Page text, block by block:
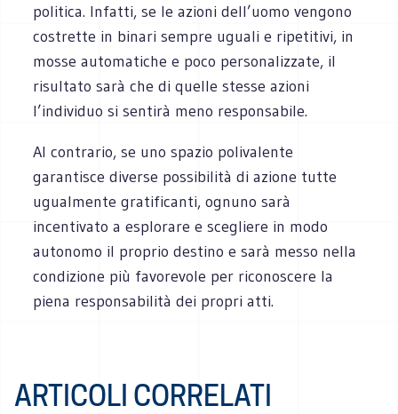
politica. Infatti, se le azioni dell’uomo vengono
costrette in binari sempre uguali e ripetitivi, in
mosse automatiche e poco personalizzate, il
risultato sarà che di quelle stesse azioni
l’individuo si sentirà meno responsabile.
Al contrario, se uno spazio polivalente
garantisce diverse possibilità di azione tutte
ugualmente gratificanti, ognuno sarà
incentivato a esplorare e scegliere in modo
autonomo il proprio destino e sarà messo nella
condizione più favorevole per riconoscere la
piena responsabilità dei propri atti.
ARTICOLI CORRELATI